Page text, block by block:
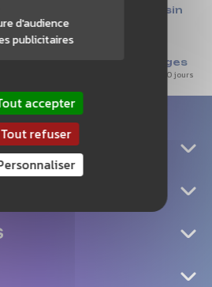
d'audience
publicitaires
accepter
Tout refuser
Retrait en magasin
Retours & échanges
Satisfait ou remboursé sous 30 jours